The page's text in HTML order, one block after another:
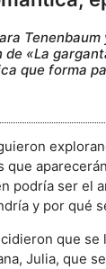
de «La
que forma
que
podría ser el
y por qué
que se
Julia, que